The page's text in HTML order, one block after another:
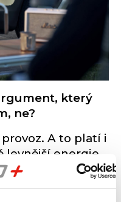
který
ne?
A to platí i
levnější energie
výhodou také